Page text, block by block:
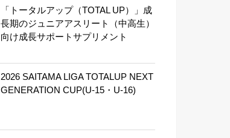
「トータルアップ（TOTAL UP）」成
長期のジュニアアスリート（中高生）
向け成長サポートサプリメント
2026 SAITAMA LIGA TOTALUP NEXT
GENERATION CUP(U-15・U-16)